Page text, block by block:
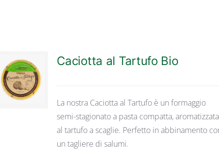
DETTAGLI
Caciotta al Tartufo Bio
La nostra Caciotta al Tartufo è un formaggio
semi-stagionato a pasta compatta, aromatizzata
al tartufo a scaglie. Perfetto in abbinamento
un tagliere di salumi.